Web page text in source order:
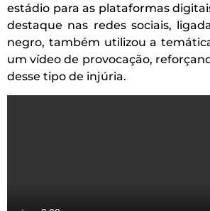
estádio para as plataformas
destaque nas redes sociais,
negro, também utilizou a
um vídeo de provocação,
desse tipo de injúria.